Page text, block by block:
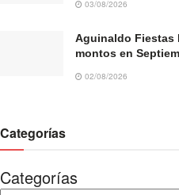
03/08/2026
Aguinaldo Fiestas
montos en
02/08/2026
Categorías
Categorías